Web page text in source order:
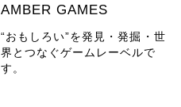
AMBER GAMES
“おもしろい”を発見・発掘・世
界とつなぐゲームレーベルで
す。